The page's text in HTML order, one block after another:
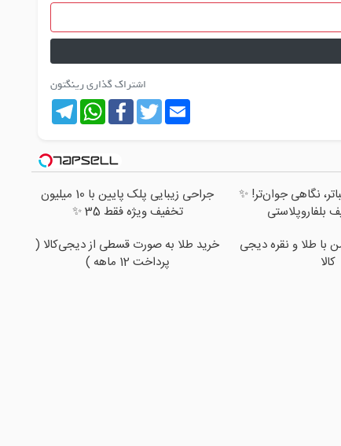
اشتراک گذاری رینگتون
Telegram
WhatsAppFacebookTwitterEmail
نگاهی جوان‌تر! ✨
جراحی زیبایی پلک پایین با 10 میلیون
تخفیف ویژه فقط 35 ✨
با طلا و نقره دیجی
کالا
خرید طلا به صورت قسطی از دیجی‌کالا (
پرداخت 12 ماهه )